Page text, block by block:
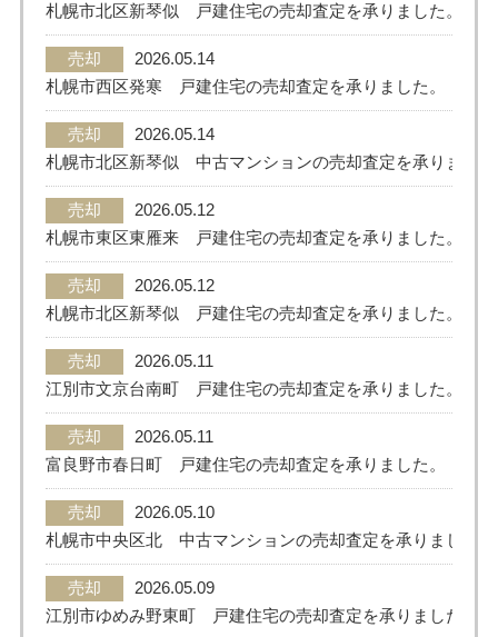
札幌市北区新琴似 戸建住宅の売却査定を承りました。
売却
2026.05.14
札幌市西区発寒 戸建住宅の売却査定を承りました。
売却
2026.05.14
札幌市北区新琴似 中古マンションの売却査定を承りました
売却
2026.05.12
札幌市東区東雁来 戸建住宅の売却査定を承りました。
売却
2026.05.12
札幌市北区新琴似 戸建住宅の売却査定を承りました。
売却
2026.05.11
江別市文京台南町 戸建住宅の売却査定を承りました。
売却
2026.05.11
富良野市春日町 戸建住宅の売却査定を承りました。
売却
2026.05.10
札幌市中央区北 中古マンションの売却査定を承りました。
売却
2026.05.09
江別市ゆめみ野東町 戸建住宅の売却査定を承りました。